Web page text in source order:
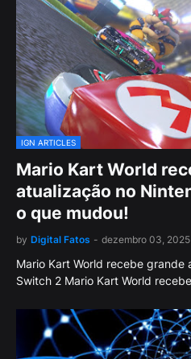
IGN ARTICLES
Mario Kart World
atualização no
o que mudou!
by Digital Fatos - dezembro 03, 2025
Mario Kart World recebe grande
Switch 2 Mario Kart World